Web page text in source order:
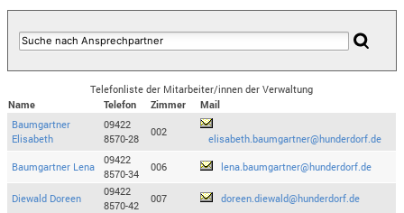
Telefonliste der Mitarbeiter/innen der Verwaltung
Name
Telefon Zimmer
Mail
Baumgartner
Elisabeth
09422
8570-28
002
elisabeth.baumgartner@hunderdorf.de
Baumgartner Lena
09422
8570-34
006 lena.baumgartner@hunderdorf.de
Diewald Doreen
09422
8570-42
007 doreen.diewald@hunderdorf.de